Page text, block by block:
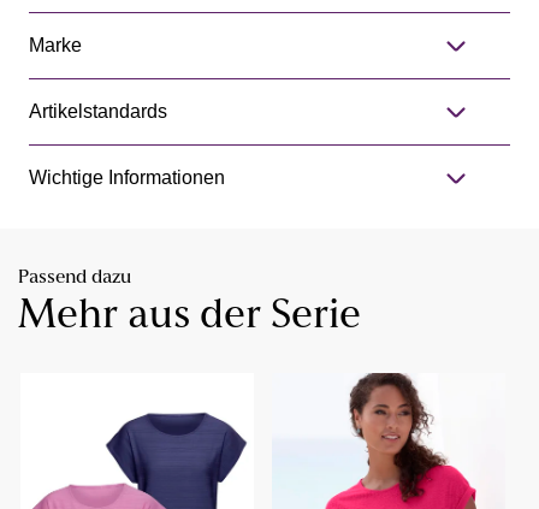
Marke
Artikelstandards
Wichtige Informationen
Passend dazu
Mehr aus der Serie